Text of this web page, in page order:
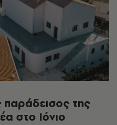
της
στο Ιόνιο